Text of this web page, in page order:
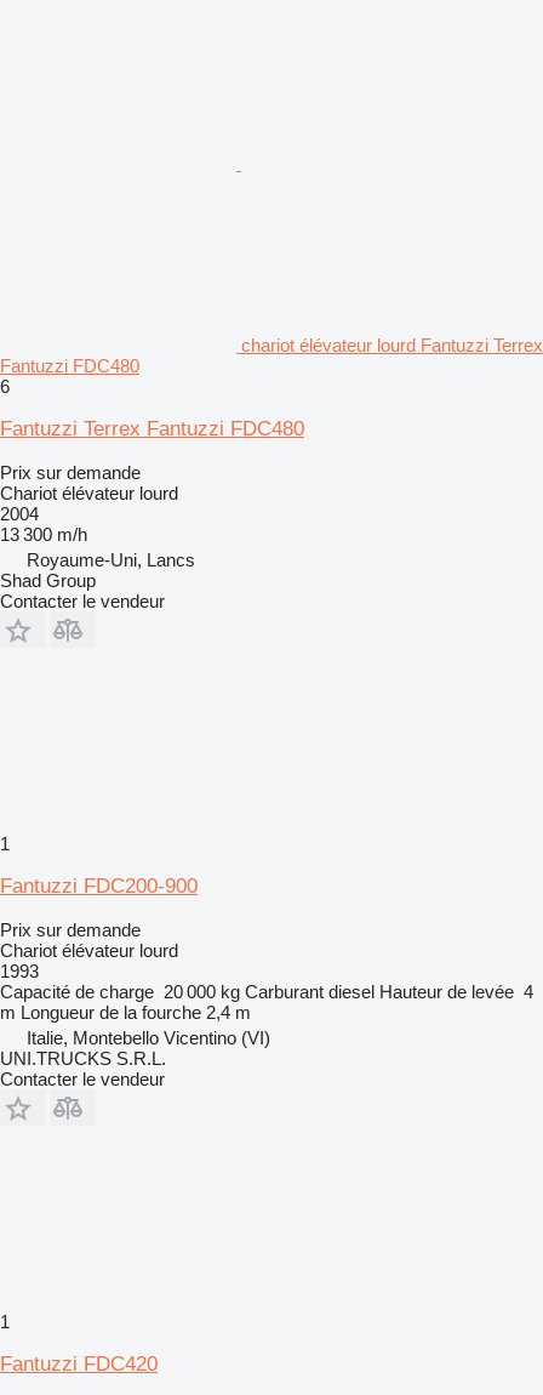
chariot élévateur lourd Fantuzzi Terrex
Fantuzzi FDC480
6
Fantuzzi Terrex Fantuzzi FDC480
Prix sur demande
Chariot élévateur lourd
2004
13 300 m/h
Royaume-Uni, Lancs
Shad Group
Contacter le vendeur
1
Fantuzzi FDC200-900
Prix sur demande
Chariot élévateur lourd
1993
Capacité de charge 20 000 kg Carburant diesel Hauteur de levée 4
m Longueur de la fourche 2,4 m
Italie, Montebello Vicentino (VI)
UNI.TRUCKS S.R.L.
Contacter le vendeur
1
Fantuzzi FDC420